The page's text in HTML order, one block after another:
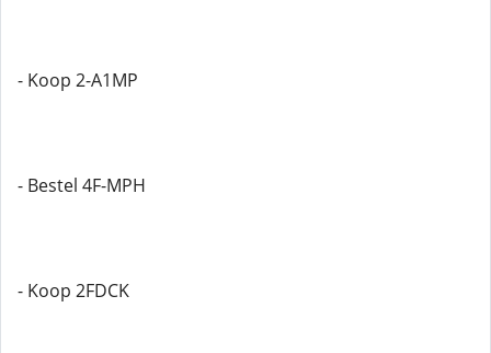
- Koop 2-A1MP
- Bestel 4F-MPH
- Koop 2FDCK